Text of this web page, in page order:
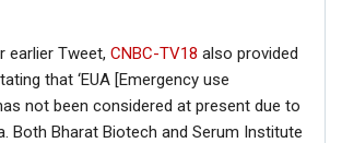
earlier Tweet, CNBC-TV18 also provided
that ‘EUA [Emergency use
not been considered at present due to
Both Bharat Biotech and Serum Institute